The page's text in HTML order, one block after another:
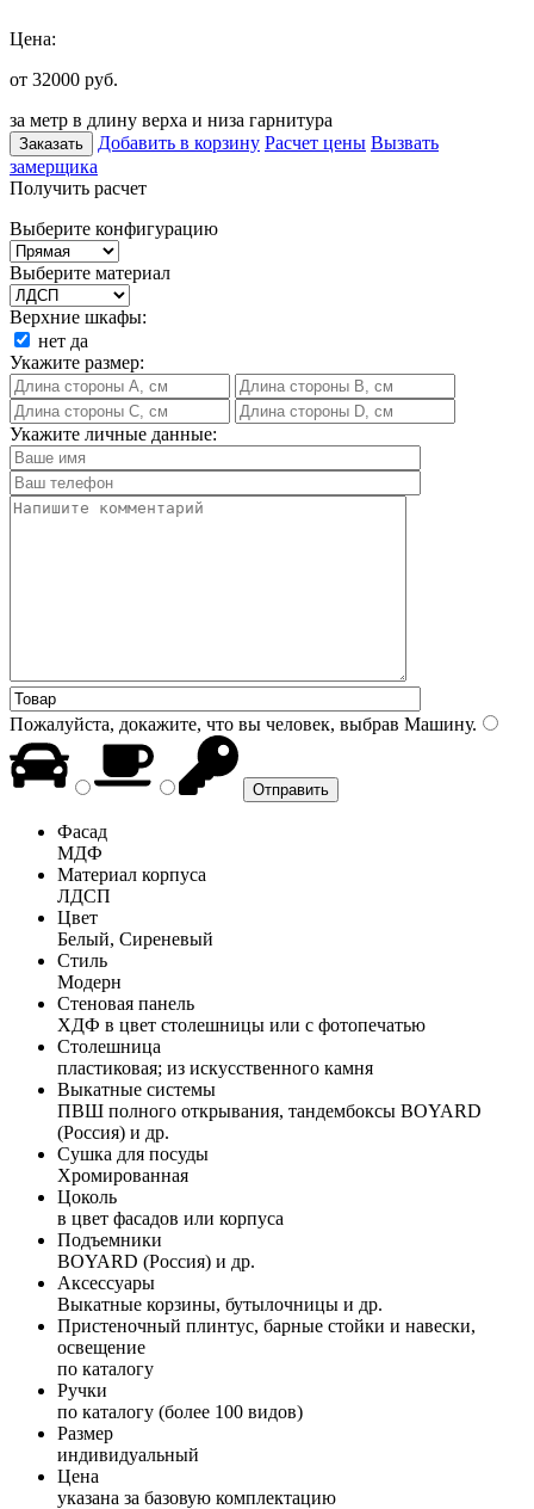
Цена:
от 32000 руб.
за метр в длину верха и низа гарнитура
Заказать Добавить в корзину Расчет цены Вызвать
замерщика
Получить расчет
Выберите конфигурацию
Выберите материал
Верхние шкафы:
нет да
Укажите размер:
Укажите личные данные:
Пожалуйста, докажите, что вы человек, выбрав Машину.
Фасад
МДФ
Материал корпуса
ЛДСП
Цвет
Белый, Сиреневый
Стиль
Модерн
Стеновая панель
ХДФ в цвет столешницы или с фотопечатью
Столешница
пластиковая; из искусственного камня
Выкатные системы
ПВШ полного открывания, тандембоксы BOYARD
(Россия) и др.
Сушка для посуды
Хромированная
Цоколь
в цвет фасадов или корпуса
Подъемники
BOYARD (Россия) и др.
Аксессуары
Выкатные корзины, бутылочницы и др.
Пристеночный плинтус, барные стойки и навески,
освещение
по каталогу
Ручки
по каталогу (более 100 видов)
Размер
индивидуальный
Цена
указана за базовую комплектацию